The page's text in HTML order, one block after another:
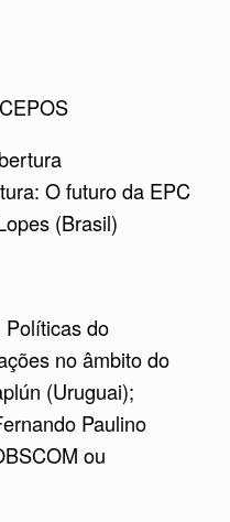
O futuro da EPC
(Brasil)
Políticas do
no âmbito do
(Uruguai);
Paulino
ou